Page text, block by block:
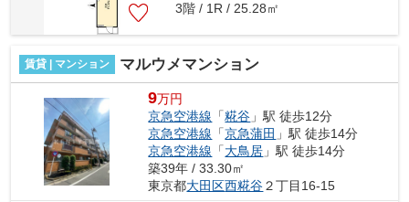
3階 / 1R / 25.28㎡
賃貸 | マンション マルウメマンション
9万円
京急空港線 「糀谷 」駅 徒歩12分
京急空港線 「京急蒲田 」駅 徒歩14分
京急空港線 「大鳥居 」駅 徒歩14分
築39年 / 33.30㎡
東京都大田区西糀谷２丁目16-15